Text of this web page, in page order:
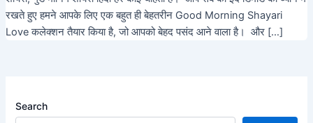
रखते हुए हमने आपके लिए एक बहुत ही बेहतरीन Good Morning Shayari
Love कलेक्शन तैयार किया है, जो आपको बेहद पसंद आने वाला है। और […]
Search